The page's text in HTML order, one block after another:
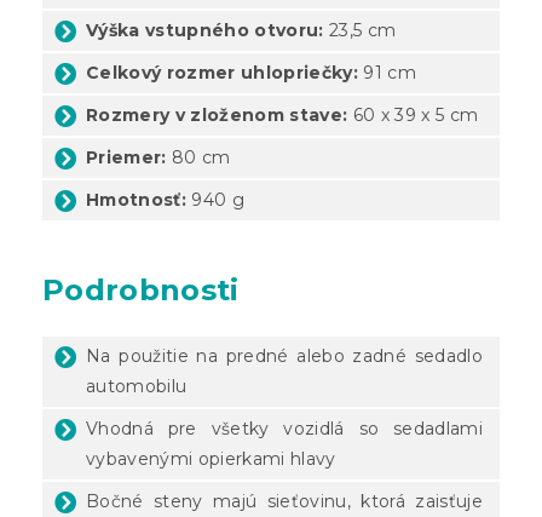
Výška vstupného otvoru: 23,5 cm
Celkový rozmer uhlopriečky: 91 cm
Rozmery v zloženom stave: 60 x 39 x 5 cm
Priemer: 80 cm
Hmotnosť: 940 g
Podrobnosti
Na použitie na predné alebo zadné sedadlo
automobilu
Vhodná pre všetky vozidlá so sedadlami
vybavenými opierkami hlavy
Bočné steny majú sieťovinu, ktorá zaisťuje